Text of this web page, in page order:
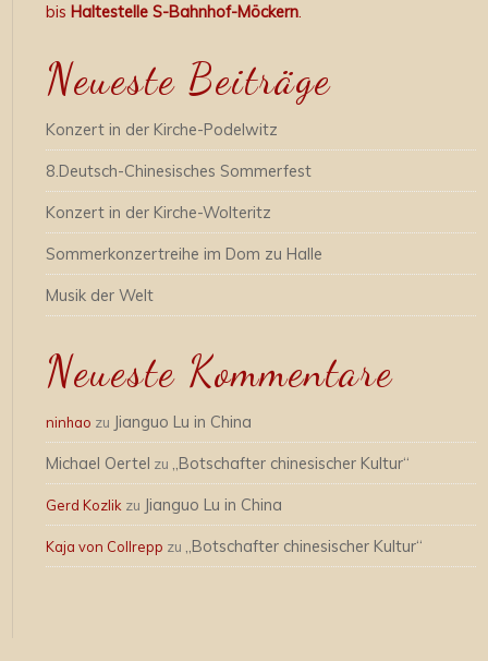
bisHaltestelle S-Bahnhof-Möckern.
Neueste Beiträge
Konzert in der Kirche-Podelwitz
8.Deutsch-Chinesisches Sommerfest
Konzert in der Kirche-Wolteritz
Sommerkonzertreihe im Dom zu Halle
Musik der Welt
Neueste Kommentare
ninhao zu Jianguo Lu in China
Michael Oertel zu „Botschafter chinesischer Kultur“
Gerd Kozlik zu Jianguo Lu in China
Kaja von Collrepp zu „Botschafter chinesischer Kultur“